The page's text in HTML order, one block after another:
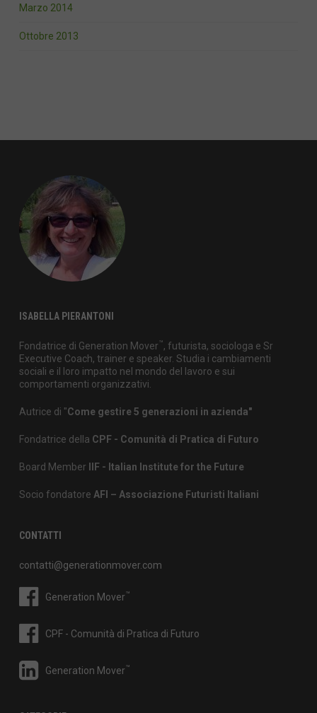
Marzo 2014
Ottobre 2013
ISABELLA PIERANTONI
Fondatrice di Generation Mover™, futurista, sociologa e Sr
Executive Coach, trainer e speaker. Studia i cambiamenti
sociali e il loro impatto nel mondo del lavoro e sui
comportamenti organizzativi.
Autrice di "Come gestire 5 generazioni in azienda"
Fondatrice della CPF - Comunità di Pratica di Futuro
Board Member IIF - Italian Institute for the Future
Socio fondatore AFI – Associazione Futuristi Italiani
CONTATTI
contatti@generationmover.com
Generation Mover™
CPF - Comunità di Pratica di Futuro
Generation Mover™